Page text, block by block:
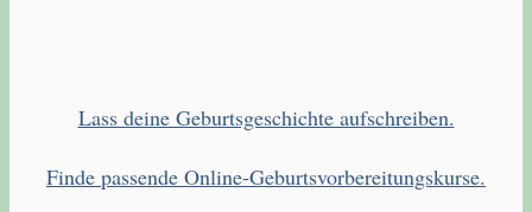
Lass deine Geburtsgeschichte aufschreiben.
Finde passende Online-Geburtsvorbereitungskurse.